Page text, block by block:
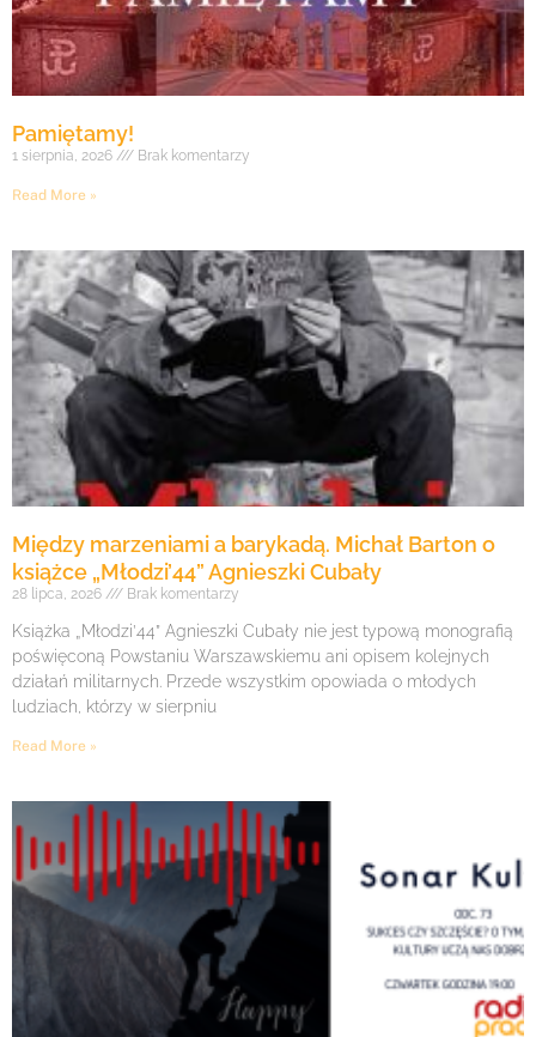
Pamiętamy!
1 sierpnia, 2026 Brak komentarzy
Read More »
Między marzeniami a barykadą. Michał Barton o
książce „Młodzi’44” Agnieszki Cubały
28 lipca, 2026 Brak komentarzy
Książka „Młodzi’44” Agnieszki Cubały nie jest typową monografią
poświęconą Powstaniu Warszawskiemu ani opisem kolejnych
działań militarnych. Przede wszystkim opowiada o młodych
ludziach, którzy w sierpniu
Read More »